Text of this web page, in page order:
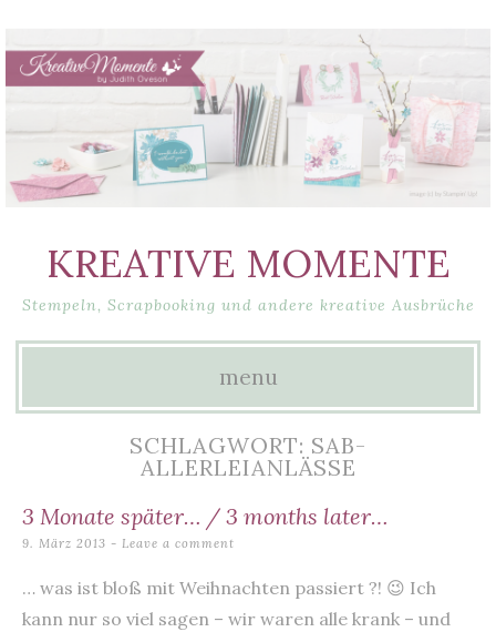
KREATIVE MOMENTE
Stempeln, Scrapbooking und andere kreative Ausbrüche
menu
content
SCHLAGWORT: SAB-
ALLERLEIANLÄSSE
3 Monate später… / 3 months later…
9. März 2013 Leave a comment
… was ist bloß mit Weihnachten passiert ?! 😉 Ich
kann nur so viel sagen – wir waren alle krank – und